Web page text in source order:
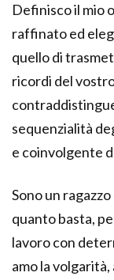
Definisco il mio
raffinato ed
quello di
ricordi del
sequenzialità
e coinvolgente
Sono un
quanto basta,
lavoro con
amo la